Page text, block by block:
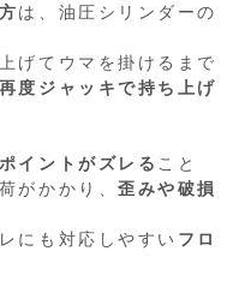
は、油圧シリンダーの
げてウマを掛けるまで
度ジャッキで持ち上げ
イントがズレる こと
がかかり、歪みや破損
にも対応しやすい フロ